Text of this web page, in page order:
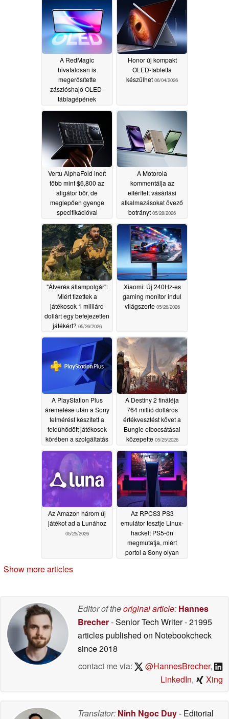
A RedMagic
hivatalosan is
megerősítette
zászlóshajó OLED-
táblagépének
Honor új kompakt
OLED-tabletta
készülhet 06/04/2026
Vertu AlphaFold indít
több mint $6,800 az
aligátor bőr, de
meglepően gyenge
specifikációval
05/28/2026
A Motorola
kommentálja az
eltérített vásárlási
alkalmazásokat övező
botrányt 05/28/2026
"Átverés állampolgár":
Miért fizettek a
játékosok 1 milliárd
dollárt egy befejezetlen
játékért? 05/26/2026
Xiaomi: Új 240Hz-es
gaming monitor indul
világszerte 05/26/2026
A PlayStation Plus
áremelése után a Sony
felmérést készített a
feldühödött játékosok
körében a szolgáltatás
05/25/2026
A Destiny 2 fináléja
764 millió dolláros
értékvesztést követ a
Bungie elbocsátásai
közepette 05/25/2026
Az Amazon három új
játékot ad a Lunához
05/25/2026
Az RPCS3 PS3
emulátor tesztje Linux-
hackelt PS5-ön
megmutatja, miért
portol a Sony olyan
Show more articles
Editor of theoriginal article: Hannes
Brecher- Senior Tech Writer- 21995
articles published on Notebookcheck
since 2018
contact me via:
@HannesBrecher,
LinkedIn, Xing
Translator: Ninh Ngoc Duy- Editorial